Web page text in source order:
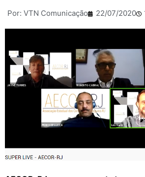
Por: VTN Comunicação 22/07/2020